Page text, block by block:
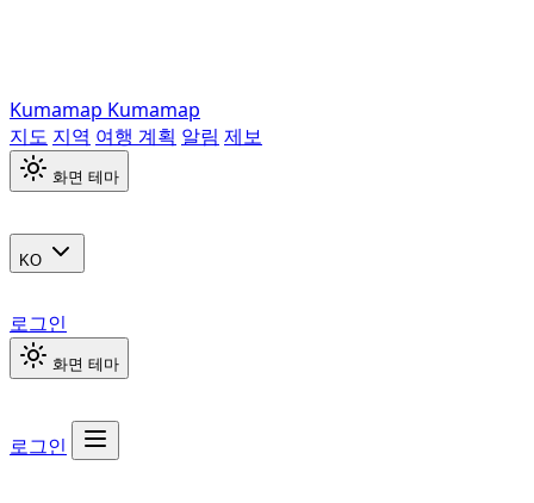
Kumamap Kumamap
지도 지역 여행 계획 알림 제보
화면 테마
KO
로그인
화면 테마
로그인